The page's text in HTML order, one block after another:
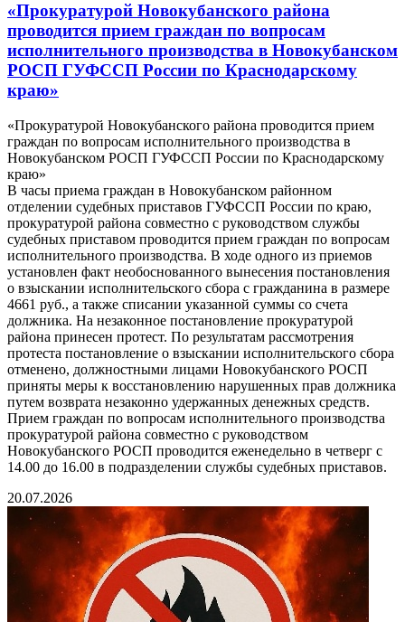
«Прокуратурой Новокубанского района
проводится прием граждан по вопросам
исполнительного производства в Новокубанском
РОСП ГУФССП России по Краснодарскому
краю»
«Прокуратурой Новокубанского района проводится прием
граждан по вопросам исполнительного производства в
Новокубанском РОСП ГУФССП России по Краснодарскому
краю»
В часы приема граждан в Новокубанском районном
отделении судебных приставов ГУФССП России по краю,
прокуратурой района совместно с руководством службы
судебных приставом проводится прием граждан по вопросам
исполнительного производства. В ходе одного из приемов
установлен факт необоснованного вынесения постановления
о взыскании исполнительского сбора с гражданина в размере
4661 руб., а также списании указанной суммы со счета
должника. На незаконное постановление прокуратурой
района принесен протест. По результатам рассмотрения
протеста постановление о взыскании исполнительского сбора
отменено, должностными лицами Новокубанского РОСП
приняты меры к восстановлению нарушенных прав должника
путем возврата незаконно удержанных денежных средств.
Прием граждан по вопросам исполнительного производства
прокуратурой района совместно с руководством
Новокубанского РОСП проводится еженедельно в четверг с
14.00 до 16.00 в подразделении службы судебных приставов.
20.07.2026